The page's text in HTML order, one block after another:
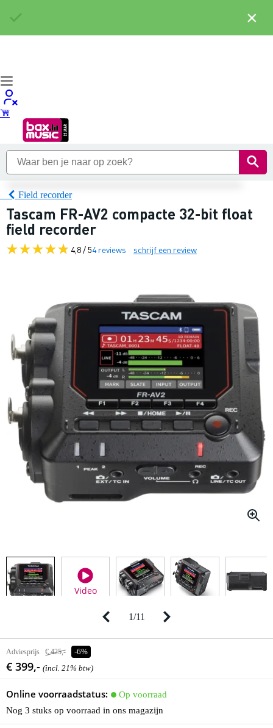
Field recorder
Tascam FR-AV2 compacte 32-bit float
field recorder
4,8 / 54 reviews schrijf een review
Video
1/11
Adviesprijs € 425,- -6%
€ 399,- (incl. 21% btw)
Online voorraadstatus:
Op voorraad
Nog 3 stuks op voorraad in ons magazijn
×